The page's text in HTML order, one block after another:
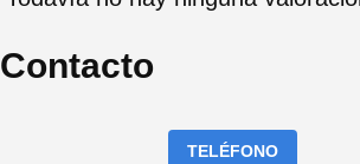
Contacto
TELÉFONO